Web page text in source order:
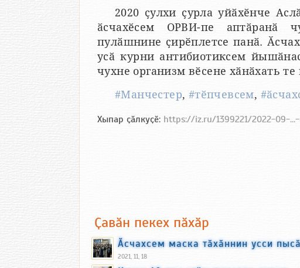
2020 ҫулхи ҫурла уйӑхӗнче
ӑсчахӗсем ОРВИ-пе аптӑранӑ
пулӑшнине ҫирӗплетсе панӑ.
усӑ курни антибиотиксем
чухне организм вӗсене хӑнӑхать
#Манчестер, #тӗпчевсем,
Хыпар ҫӑлкуҫӗ: https://iz.ru/1399221/2022-09-
Ҫавӑн пекех пӑхӑр
Ӑсчахсем маска тӑхӑннин усси
2021, 11, 18